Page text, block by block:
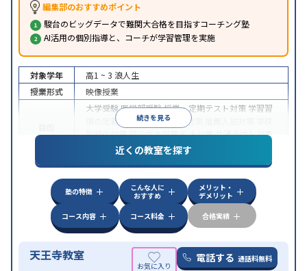
編集部のおすすめポイント
駿台のビッグデータで難関大合格を目指すコーチング塾
AI活用の個別指導と、コーチが学習管理を実施
続きを見る
対象学年 高1 ~ 3 浪人生
授業形式
映像授業
大学受験医学部受験授業・定期テスト対策 学習習
慣の定着
総合型選抜(旧AO)対策
別特化対策国公立大対策私大対策共通テスト対策
その他科目別特化対策
特徴
授業の振替可能学習にPC・タブレットを利用1科
目から受講可能自習室あり
近くの教室を探す
塾の特徴
こんな人に
おすすめ
メリット・
デメリット
コース内容
コース料金 合格実績
天王寺教室 電話する 通話料無料